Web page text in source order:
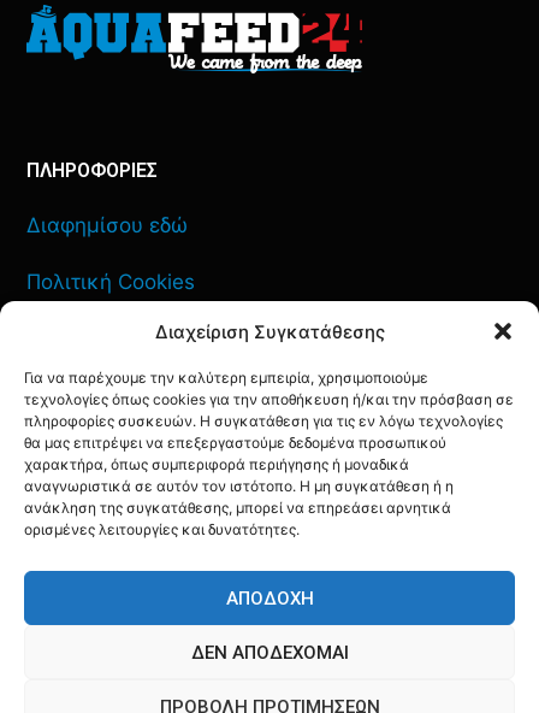
Διαχείριση Συγκατάθεσης
Για να παρέχουμε την καλύτερη εμπειρία, χρησιμοποιούμε
τεχνολογίες όπως cookies για την αποθήκευση ή/και την πρόσβαση σε
πληροφορίες συσκευών. Η συγκατάθεση για τις εν λόγω τεχνολογίες
θα μας επιτρέψει να επεξεργαστούμε δεδομένα προσωπικού
χαρακτήρα, όπως συμπεριφορά περιήγησης ή μοναδικά
αναγνωριστικά σε αυτόν τον ιστότοπο. Η μη συγκατάθεση ή η
ανάκληση της συγκατάθεσης, μπορεί να επηρεάσει αρνητικά
ορισμένες λειτουργίες και δυνατότητες.
ΑΠΟΔΟΧΉ
ΔΕΝ ΑΠΟΔΈΧΟΜΑΙ
ΠΡΟΒΟΛΉ ΠΡΟΤΙΜΉΣΕΩΝ
ΠΛΗΡΟΦΟΡΙΕΣ
Διαφημίσου εδώ
Πολιτική Cookies
Πολιτική Απορρήτου
ΕΠΙΚΟΙΝΩΝΙΑ
YOUTUBE